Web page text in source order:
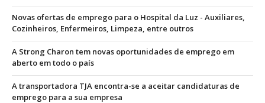
Novas ofertas de emprego para o Hospital da Luz - Auxiliares,
Cozinheiros, Enfermeiros, Limpeza, entre outros
A Strong Charon tem novas oportunidades de emprego em
aberto em todo o país
A transportadora TJA encontra-se a aceitar candidaturas de
emprego para a sua empresa